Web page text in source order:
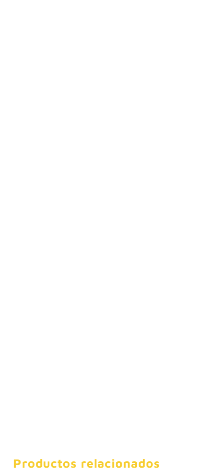
Productos relacionados